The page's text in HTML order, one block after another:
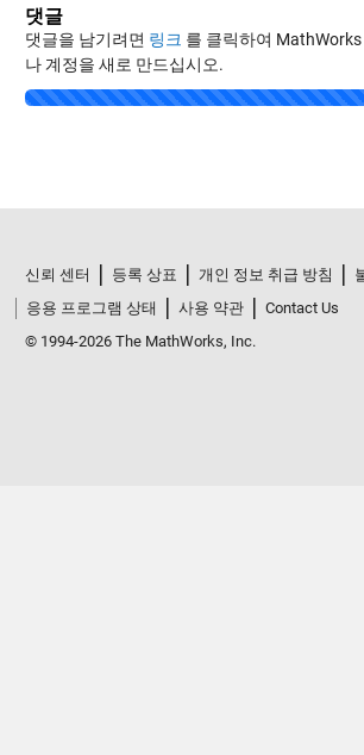
댓글
댓글을 남기려면 링크 를 클릭하여
나 계정을 새로 만드십시오.
Loading...
신뢰 센터 등록 상표 개인 정보 취급 방침
응용 프로그램 상태
사용 약관
Contact Us
© 1994-2026 The MathWorks, Inc.